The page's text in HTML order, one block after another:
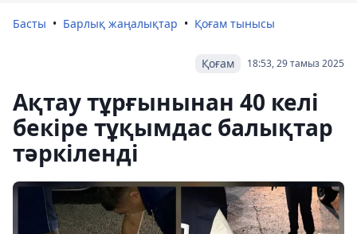
Басты Барлық жаңалықтар Қоғам тынысы
18:53, 29 тамыз 2025
Қоғам
Ақтау тұрғынынан 40 келі
бекіре тұқымдас балықтар
тәркіленді